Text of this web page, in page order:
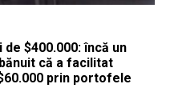
$400.000: încă un
că a facilitat
prin portofele